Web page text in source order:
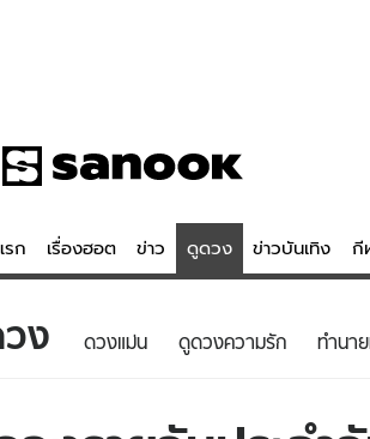
รก เรื่องฮอต ข่าว ดูดวง ข่าวบันเทิง กี
ว ดูดวง - ต
ง ดวงแม่น ดูดวงความรัก ทํานา